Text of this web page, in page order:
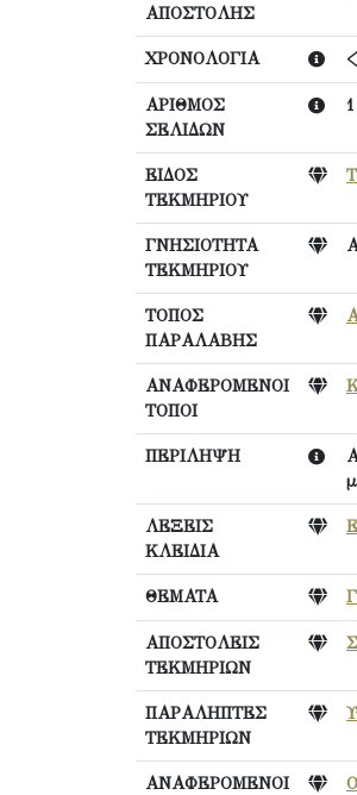
ΑΠΟΣΤΟΛΗΣ
ΧΡΟΝΟΛΟΓΙΑ
ΑΡΙΘΜΟΣ
ΣΕΛΙΔΩΝ
1
ΕΙΔΟΣ
ΤΕΚΜΗΡΙΟΥ
ΓΝΗΣΙΟΤΗΤΑ
ΤΕΚΜΗΡΙΟΥ
ΤΟΠΟΣ
ΠΑΡΑΛΑΒΗΣ
ΑΝΑΦΕΡΟΜΕΝΟΙ
ΤΟΠΟΙ
ΠΕΡΙΛΗΨΗ
ΛΕΞΕΙΣ
ΚΛΕΙΔΙΑ
ΘΕΜΑΤΑ
ΑΠΟΣΤΟΛΕΙΣ
ΤΕΚΜΗΡΙΩΝ
ΠΑΡΑΛΗΠΤΕΣ
ΤΕΚΜΗΡΙΩΝ
ΑΝΑΦΕΡΟΜΕΝΟΙ